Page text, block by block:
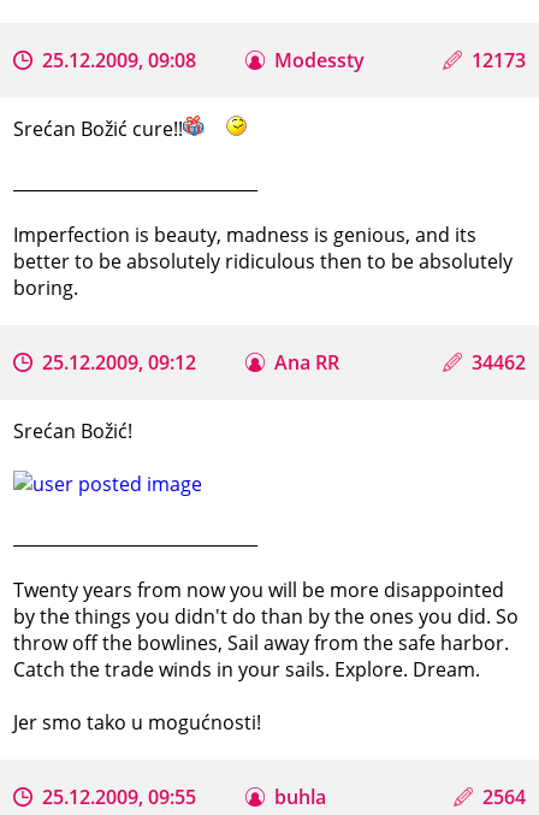
25.12.2009, 09:08 Modessty 12173
Srećan Božić cure!!
Imperfection is beauty, madness is genious, and its
better to be absolutely ridiculous then to be absolutely
boring.
25.12.2009, 09:12 Ana RR 34462
Srećan Božić!
Twenty years from now you will be more disappointed
by the things you didn't do than by the ones you did. So
throw off the bowlines, Sail away from the safe harbor.
Catch the trade winds in your sails. Explore. Dream.
Jer smo tako u mogućnosti!
25.12.2009, 09:55 buhla 2564